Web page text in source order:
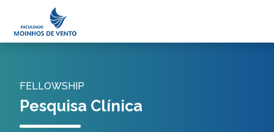
FELLOWSHIP
Pesquisa Clínica